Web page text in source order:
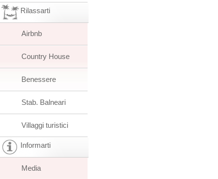
Rilassarti
Airbnb
Country House
Benessere
Stab. Balneari
Villaggi turistici
Informarti
Media